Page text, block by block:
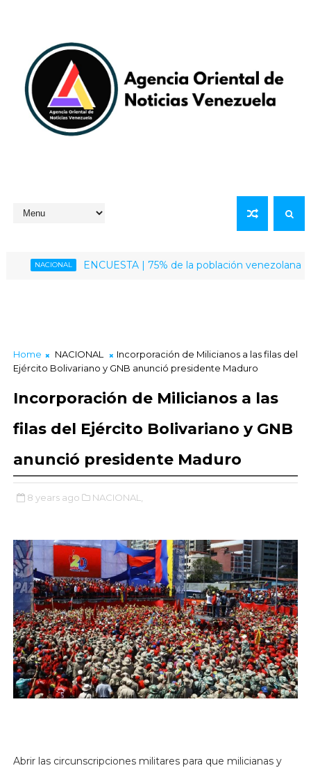
NACIONAL ENCUESTA | 75% de la población venezolana
Home NACIONAL
Incorporación de Milicianos a las filas del
Ejército Bolivariano y GNB anunció presidente Maduro
Incorporación de Milicianos a las
filas del Ejército Bolivariano y GNB
anunció presidente Maduro
8 years ago NACIONAL,
Abrir las circunscripciones militares para que milicianas y